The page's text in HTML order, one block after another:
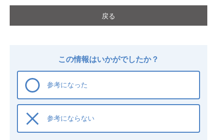
戻る
この情報はいかがでしたか？
参考になった
参考にならない